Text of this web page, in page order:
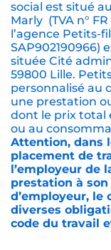
Agence d’aide
Agence d’aide
Les prestations
assurées par la
10 000 euros,
Valenciennes
social est situé
Marly (TVA n°
l’agence Petits-